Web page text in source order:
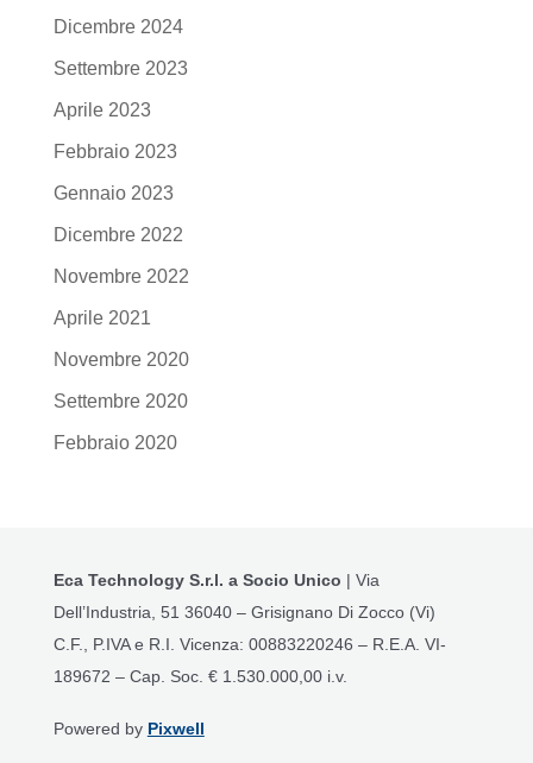
Dicembre 2024
Settembre 2023
Aprile 2023
Febbraio 2023
Gennaio 2023
Dicembre 2022
Novembre 2022
Aprile 2021
Novembre 2020
Settembre 2020
Febbraio 2020
Eca Technology S.r.l. a Socio Unico | Via
Dell’Industria, 51 36040 – Grisignano Di Zocco (Vi)
C.F., P.IVA e R.I. Vicenza: 00883220246 – R.E.A. VI-
189672 – Cap. Soc. € 1.530.000,00 i.v.
Powered by Pixwell